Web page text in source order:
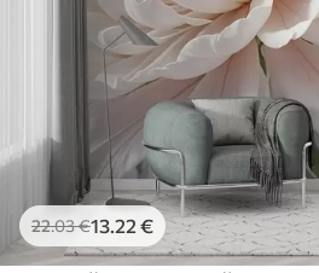
22.03€13 .22 €